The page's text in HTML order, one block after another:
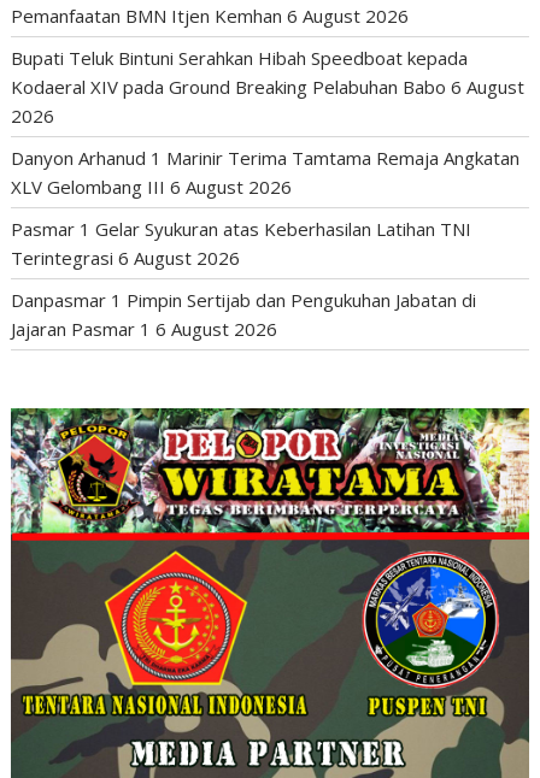
Pemanfaatan BMN Itjen Kemhan 6 August 2026
Bupati Teluk Bintuni Serahkan Hibah Speedboat kepada
Kodaeral XIV pada Ground Breaking Pelabuhan Babo 6 August
2026
Danyon Arhanud 1 Marinir Terima Tamtama Remaja Angkatan
XLV Gelombang III 6 August 2026
Pasmar 1 Gelar Syukuran atas Keberhasilan Latihan TNI
Terintegrasi 6 August 2026
Danpasmar 1 Pimpin Sertijab dan Pengukuhan Jabatan di
Jajaran Pasmar 1 6 August 2026